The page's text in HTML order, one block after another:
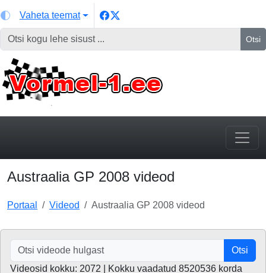
Vaheta teemat
Otsi
Austraalia GP 2008 videod
Portaal Videod Austraalia GP 2008 videod
Otsi
Videosid kokku: 2072 | Kokku vaadatud 8520536 korda